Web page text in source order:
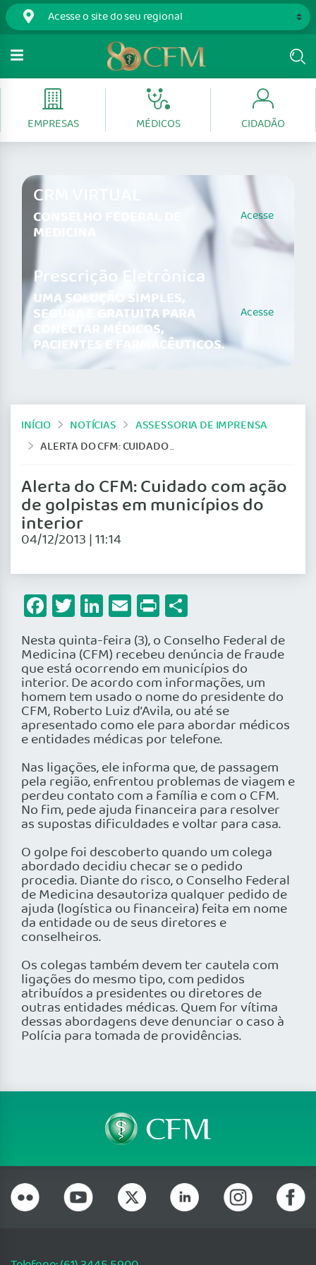
EMPRESAS MÉDICOS CIDADÃO
CRM VIRTUAL
CONSELHO FEDERAL DE
MEDICINA
Acesse
Prescrição Eletrônica
UMA SOLUÇÃO SIMPLES,
SEGURA E GRATUITA PARA
CONECTAR MÉDICOS,
PACIENTES E FARMACÊUTICOS.
Acesse
INÍCIO NOTÍCIAS
ASSESSORIA DE IMPRENSA
ALERTA DO CFM: CUIDADO COM AÇÃO DE GOLPISTAS EM MUNICÍPIOS DO INTERIOR
Alerta do CFM: Cuidado com ação
de golpistas em municípios do
interior
04/12/2013 | 11:14
Facebook
Twitter
LinkedIn
Email
Print
Nesta quinta-feira (3), o Conselho Federal de
Medicina (CFM) recebeu denúncia de fraude
que está ocorrendo em municípios do
interior. De acordo com informações, um
homem tem usado o nome do presidente do
CFM, Roberto Luiz d’Avila, ou até se
apresentado como ele para abordar médicos
e entidades médicas por telefone.
Nas ligações, ele informa que, de passagem
pela região, enfrentou problemas de viagem e
perdeu contato com a família e com o CFM.
No fim, pede ajuda financeira para resolver
as supostas dificuldades e voltar para casa.
O golpe foi descoberto quando um colega
abordado decidiu checar se o pedido
procedia. Diante do risco, o Conselho Federal
de Medicina desautoriza qualquer pedido de
ajuda (logística ou financeira) feita em nome
da entidade ou de seus diretores e
conselheiros.
Os colegas também devem ter cautela com
ligações do mesmo tipo, com pedidos
atribuídos a presidentes ou diretores de
outras entidades médicas. Quem for vítima
dessas abordagens deve denunciar o caso à
Polícia para tomada de providências.